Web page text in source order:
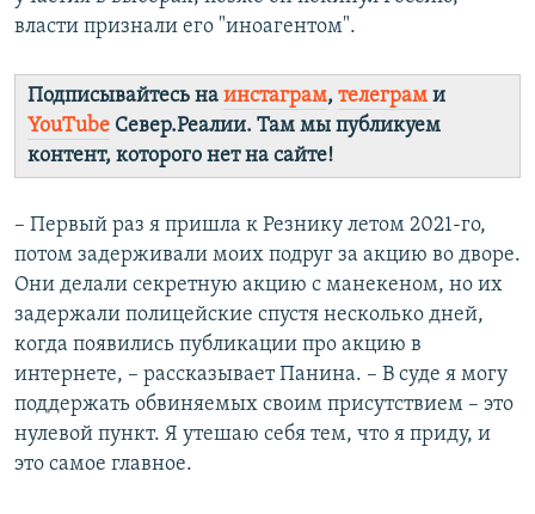
власти признали его "иноагентом".
Подписывайтесь на инстаграм, телеграм и
YouTube Север.Реалии. Там мы публикуем
контент, которого нет на сайте!
– Первый раз я пришла к Резнику летом 2021-го,
потом задерживали моих подруг за акцию во дворе.
Они делали секретную акцию с манекеном, но их
задержали полицейские спустя несколько дней,
когда появились публикации про акцию в
интернете, – рассказывает Панина. – В суде я могу
поддержать обвиняемых своим присутствием – это
нулевой пункт. Я утешаю себя тем, что я приду, и
это самое главное.